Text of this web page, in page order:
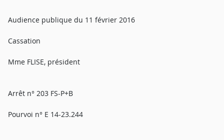
Audience publique du 11 février 2016
Cassation
Mme FLISE, président
Arrêt n° 203 FS-P+B
Pourvoi n° E 14-23.244